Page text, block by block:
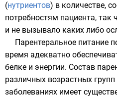
(нутриентов) в количестве,
потребностям пациента, так
и не вызывало каких либо
Парентеральное питание
время адекватно
белке и энергии. Состав
различных возрастных
заболеваниях имеет